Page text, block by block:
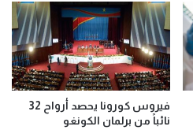
فيروس كورونا يحصد أرواح 32
نائباً من برلمان الكونغو